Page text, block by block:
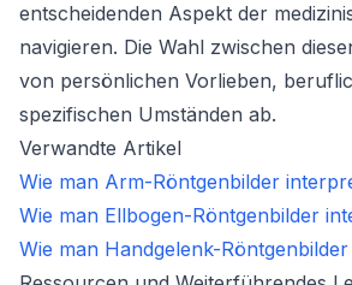
entscheidenden Aspekt der
navigieren. Die Wahl zwischen
von persönlichen Vorlieben,
spezifischen Umständen ab.
Verwandte Artikel
Wie man Arm-Röntgenbilder
Wie man Ellbogen-Röntgenbilder
Wie man Handgelenk-